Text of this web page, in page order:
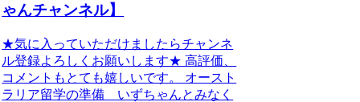
ゃんチャンネル】
★気に入っていただけましたらチャンネ
ル登録よろしくお願いします★ 高評価、
コメントもとても嬉しいです。 オースト
ラリア留学の準備 いずちゃんとみなく